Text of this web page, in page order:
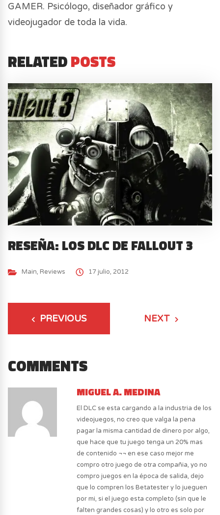
GAMER. Psicólogo, diseñador gráfico y
videojugador de toda la vida.
RELATEDPOSTS
RESEÑA: LOS DLC DE FALLOUT 3
Main, Reviews 17 julio, 2012
PREVIOUS NEXT
COMMENTS
MIGUEL A. MEDINA
El DLC se esta cargando a la industria de los
videojuegos, no creo que valga la pena
pagar la misma cantidad de dinero por algo,
que hace que tu juego tenga un 20% mas
de contenido ¬¬ en ese caso mejor me
compro otro juego de otra compañia, yo no
compro juegos en la época de salida, dejo
que lo compren los Betatester y lo jueguen
por mi, si el juego esta completo (sin que le
falten grandes cosas) y lo otro es solo por